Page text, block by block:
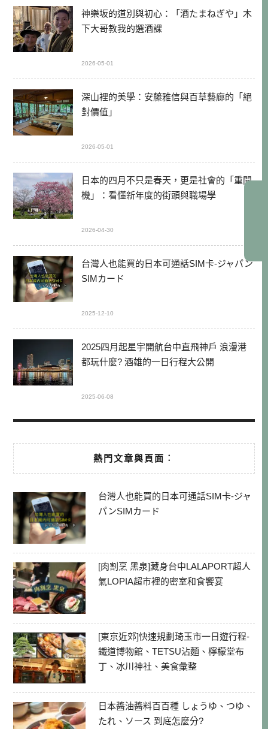
神樂坂的道別與初心：「酒たまねぎや」木
下大哥教我的選酒課
2026-05-01
深山裡的美學：安藤雅信與百草藝廊的「絕
對價值」
2026-05-01
日本的四月不只是春天，更是社會的「重開
機」：看懂新年度的街頭與職場學
2026-04-30
台灣人也能買的日本可通話SIM卡-ジャパン
SIMカード
2025-12-10
2025四月起星宇開航台中直飛神戶 浪漫港
都玩什麼? 酒雄的一日行程大公開
2025-06-08
熱門文章與頁面︰
台灣人也能買的日本可通話SIM卡-ジャ
パンSIMカード
[肉割烹 黑泉]藏身台中LALAPORT超人
氣LOPIA超市裡的密室和食饗宴
[東京近郊]快速規劃琦玉市一日遊行程-
鐵道博物館、TETSU沾麵、檸檬堂布
丁、冰川神社、美食彙整
日本醬油醬料百百種 しょうゆ、つゆ、
たれ、ソース 到底怎麼分?